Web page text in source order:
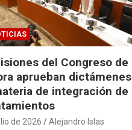
del Congreso de
aprueban dictámenes
de integración de
de 2026 Alejandro Islas